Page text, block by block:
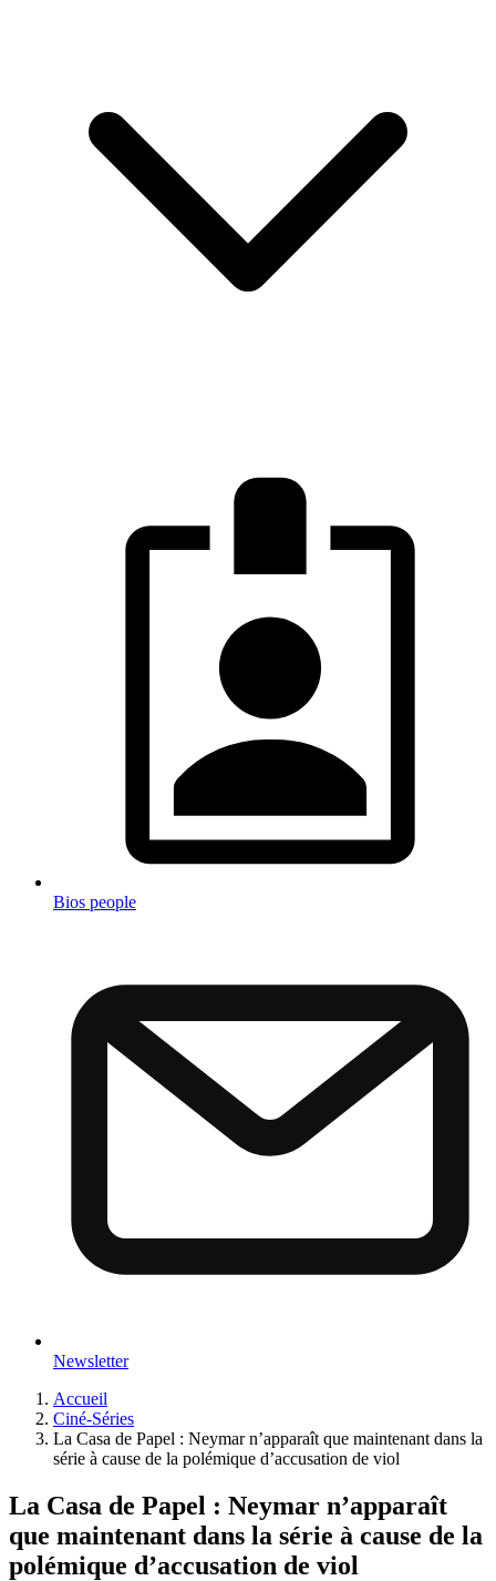
Bios people
Newsletter
Accueil
Ciné-Séries
La Casa de Papel : Neymar n’apparaît que maintenant dans la
série à cause de la polémique d’accusation de viol
La Casa de Papel : Neymar n’apparaît
que maintenant dans la série à cause de la
polémique d’accusation de viol